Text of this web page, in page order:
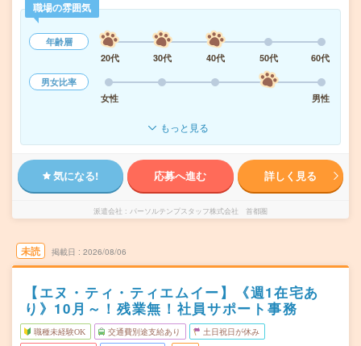
職場の雰囲気
年齢層
20代
30代 40代 50代
60代
男女比率
女性
男性
もっと見る
気になる! 応募へ進む 詳しく見る
派遣会社 パーソルテンプスタッフ株式会社 首都圏
未読 掲載日 2026/08/06
【エヌ・ティ・ティエムイー】《週1在宅あ
り》10月～！残業無！社員サポート事務
職種未経験OK 交通費別途支給あり 土日祝日が休み